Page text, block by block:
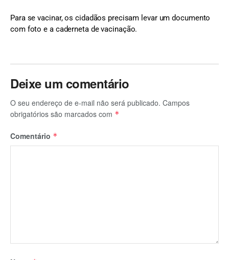
Para se vacinar, os cidadãos precisam levar um documento
com foto e a caderneta de vacinação.
Deixe um comentário
O seu endereço de e-mail não será publicado. Campos
obrigatórios são marcados com *
Comentário *